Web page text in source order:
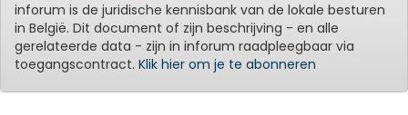
inforum is de juridische kennisbank van de lokale besturen
in België. Dit document of zijn beschrijving - en alle
gerelateerde data - zijn in inforum raadpleegbaar via
toegangscontract. Klik hier om je te abonneren